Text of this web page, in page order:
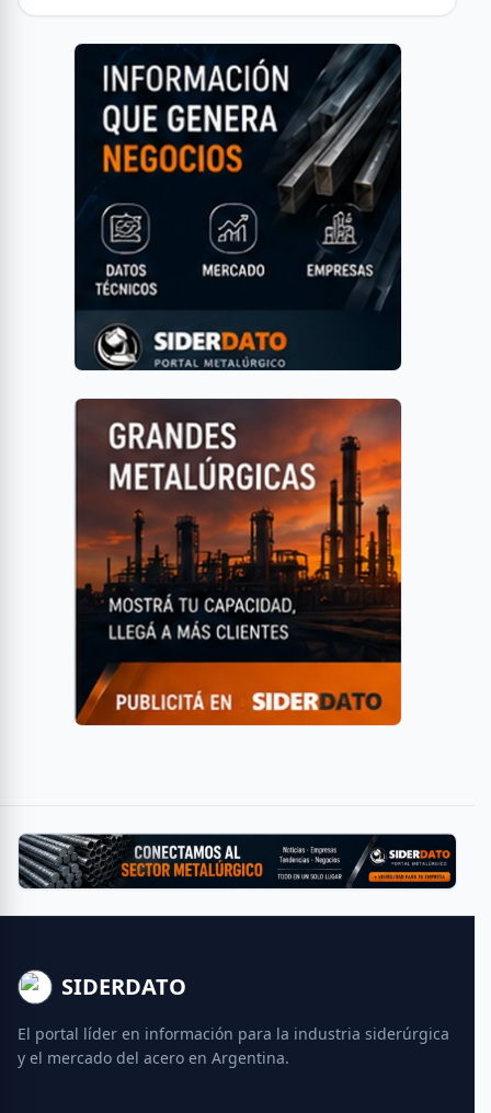
SIDERDATO
El portal líder en información para la industria siderúrgica
y el mercado del acero en Argentina.